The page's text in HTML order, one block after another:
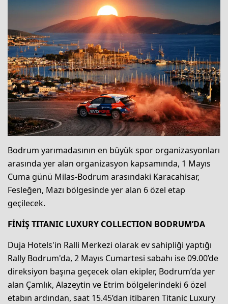
Bodrum yarımadasının en büyük spor organizasyonları
arasında yer alan organizasyon kapsamında, 1 Mayıs
Cuma günü Milas-Bodrum arasındaki Karacahisar,
Fesleğen, Mazı bölgesinde yer alan 6 özel etap
geçilecek.
FİNİŞ TITANIC LUXURY COLLECTION BODRUM’DA
Duja Hotels'in Ralli Merkezi olarak ev sahipliği yaptığı
Rally Bodrum'da, 2 Mayıs Cumartesi sabahı ise 09.00’de
direksiyon başına geçecek olan ekipler, Bodrum’da yer
alan Çamlık, Alazeytin ve Etrim bölgelerindeki 6 özel
etabın ardından, saat 15.45’dan itibaren Titanic Luxury